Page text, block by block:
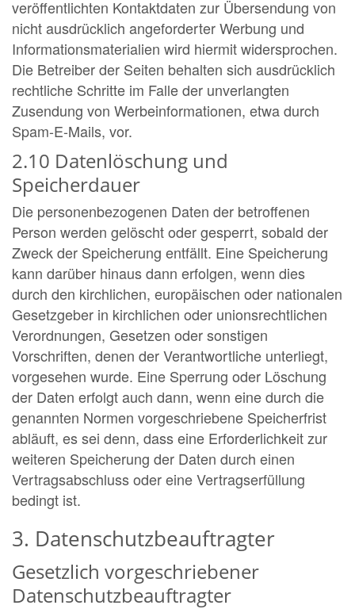
veröffentlichten Kontaktdaten zur Übersendung von
nicht ausdrücklich angeforderter Werbung und
Informationsmaterialien wird hiermit widersprochen.
Die Betreiber der Seiten behalten sich ausdrücklich
rechtliche Schritte im Falle der unverlangten
Zusendung von Werbeinformationen, etwa durch
Spam-E-Mails, vor.
2.10 Datenlöschung und
Speicherdauer
Die personenbezogenen Daten der betroffenen
Person werden gelöscht oder gesperrt, sobald der
Zweck der Speicherung entfällt. Eine Speicherung
kann darüber hinaus dann erfolgen, wenn dies
durch den kirchlichen, europäischen oder nationalen
Gesetzgeber in kirchlichen oder unionsrechtlichen
Verordnungen, Gesetzen oder sonstigen
Vorschriften, denen der Verantwortliche unterliegt,
vorgesehen wurde. Eine Sperrung oder Löschung
der Daten erfolgt auch dann, wenn eine durch die
genannten Normen vorgeschriebene Speicherfrist
abläuft, es sei denn, dass eine Erforderlichkeit zur
weiteren Speicherung der Daten durch einen
Vertragsabschluss oder eine Vertragserfüllung
bedingt ist.
3. Datenschutzbeauftragter
Gesetzlich vorgeschriebener
Datenschutzbeauftragter